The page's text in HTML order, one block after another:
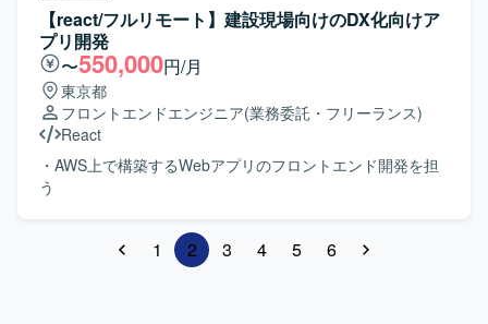
【react/フルリモート】建設現場向けのDX化向けア
プリ開発
〜550,000円/月
東京都
フロントエンドエンジニア(業務委託・フリーランス)
React
・AWS上で構築するWebアプリのフロントエンド開発を担
う
1 2 3 4 5 6